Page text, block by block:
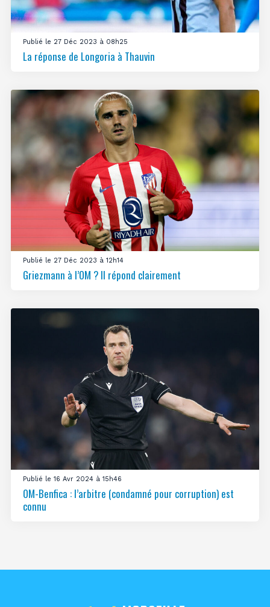
Publié le 27 Déc 2023 à 08h25
La réponse de Longoria à Thauvin
Publié le 27 Déc 2023 à 12h14
Griezmann à l’OM ? Il répond clairement
Publié le 16 Avr 2024 à 15h46
OM-Benfica : l’arbitre (condamné pour corruption) est
connu